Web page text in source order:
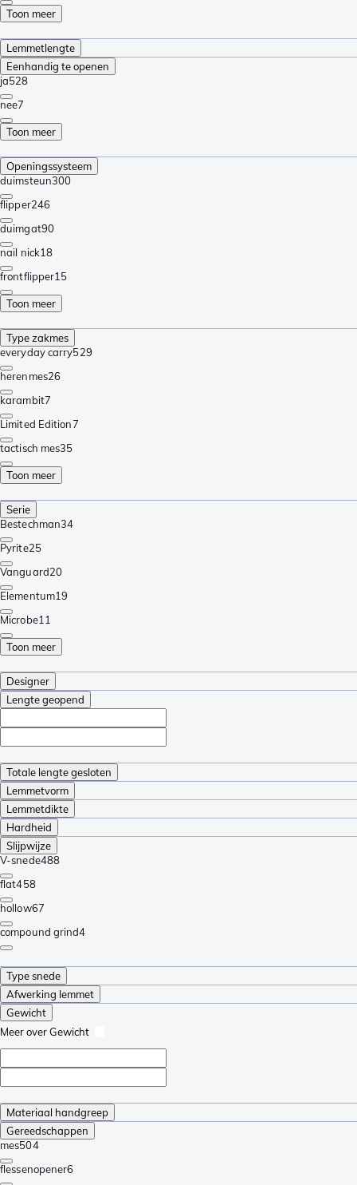
Toon meer
Lemmetlengte
Eenhandig te openen
ja528
nee7
Toon meer
Openingssysteem
duimsteun300
flipper246
duimgat90
nail nick18
frontflipper15
Toon meer
Type zakmes
everyday carry529
herenmes26
karambit7
Limited Edition7
tactisch mes35
Toon meer
Serie
Bestechman34
Pyrite25
Vanguard20
Elementum19
Microbe11
Toon meer
Designer
Lengte geopend
Totale lengte gesloten
Lemmetvorm
Lemmetdikte
Hardheid
Slijpwijze
V-snede488
flat458
hollow67
compound grind4
Type snede
Afwerking lemmet
Gewicht
Meer over Gewicht
Materiaal handgreep
Gereedschappen
mes504
flessenopener6